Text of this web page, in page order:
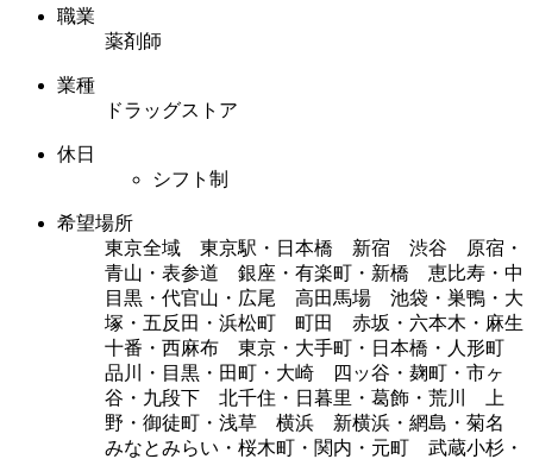
職業
薬剤師
業種
ドラッグストア
休日
シフト制
希望場所
東京全域 東京駅・日本橋 新宿 渋谷 原宿・
青山・表参道 銀座・有楽町・新橋 恵比寿・中
目黒・代官山・広尾 高田馬場 池袋・巣鴨・大
塚・五反田・浜松町 町田 赤坂・六本木・麻生
十番・西麻布 東京・大手町・日本橋・人形町
品川・目黒・田町・大崎 四ッ谷・麹町・市ヶ
谷・九段下 北千住・日暮里・葛飾・荒川 上
野・御徒町・浅草 横浜 新横浜・網島・菊名
みなとみらい・桜木町・関内・元町 武蔵小杉・